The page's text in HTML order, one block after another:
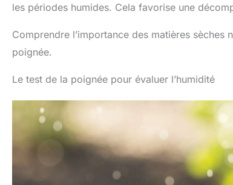
les périodes humides. Cela favorise une
Comprendre l’importance des matières
poignée.
Le test de la poignée pour évaluer l’humidité